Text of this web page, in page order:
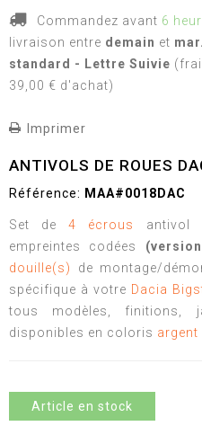
Commandez avant 6
livraison entre demain et
standard - Lettre Suivie
39,00 € d'achat)
Imprimer
ANTIVOLS DE ROUES
Référence: MAA#0018DAC
Set de4 écrous antivol
empreintes codées
douille(s)
de montage/
spécifique à votre Dacia
tous modèles, finitions,
disponibles en coloris
Article en stock